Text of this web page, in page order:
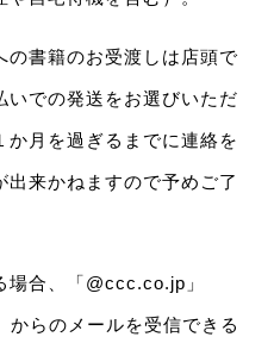
の書籍のお受渡しは店頭で
いでの発送をお選びいただ
か月を過ぎるまでに連絡を
来かねますので予めご了
場合、「@ccc.co.jp」
からのメールを受信できる